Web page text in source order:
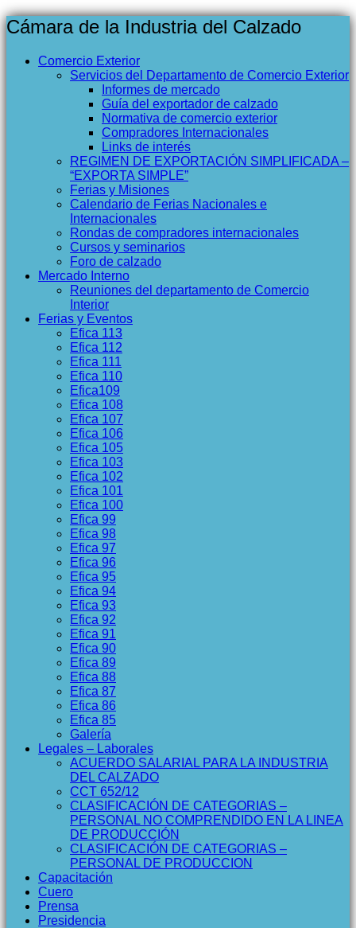
Cámara de la Industria del Calzado
Comercio Exterior
Servicios del Departamento de Comercio Exterior
Informes de mercado
Guía del exportador de calzado
Normativa de comercio exterior
Compradores Internacionales
Links de interés
REGIMEN DE EXPORTACIÓN SIMPLIFICADA –
“EXPORTA SIMPLE”
Ferias y Misiones
Calendario de Ferias Nacionales e
Internacionales
Rondas de compradores internacionales
Cursos y seminarios
Foro de calzado
Mercado Interno
Reuniones del departamento de Comercio
Interior
Ferias y Eventos
Efica 113
Efica 112
Efica 111
Efica 110
Efica109
Efica 108
Efica 107
Efica 106
Efica 105
Efica 103
Efica 102
Efica 101
Efica 100
Efica 99
Efica 98
Efica 97
Efica 96
Efica 95
Efica 94
Efica 93
Efica 92
Efica 91
Efica 90
Efica 89
Efica 88
Efica 87
Efica 86
Efica 85
Galería
Legales – Laborales
ACUERDO SALARIAL PARA LA INDUSTRIA
DEL CALZADO
CCT 652/12
CLASIFICACIÓN DE CATEGORIAS –
PERSONAL NO COMPRENDIDO EN LA LINEA
DE PRODUCCIÓN
CLASIFICACIÓN DE CATEGORIAS –
PERSONAL DE PRODUCCION
Capacitación
Cuero
Prensa
Presidencia